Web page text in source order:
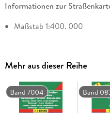
Informationen zur
Maßstab 1:400. 000
Campingplätze und
Ortsregister mit
Mehr aus dieser Reihe
Band 7004 Band